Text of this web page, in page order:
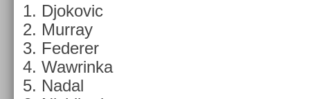
Djokovic
Mur­ray
Feder­er
Waw­rinka
Nadal